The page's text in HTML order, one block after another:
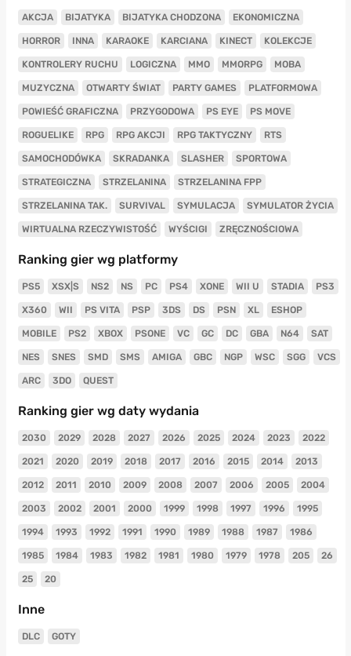
AKCJA BIJATYKA BIJATYKA CHODZONA EKONOMICZNA
HORROR INNA KARAOKE KARCIANA KINECT KOLEKCJE
KONTROLERY RUCHU LOGICZNA MMO MMORPG MOBA
MUZYCZNA OTWARTY ŚWIAT PARTY GAMES PLATFORMOWA
POWIEŚĆ GRAFICZNA PRZYGODOWA PS EYE PS MOVE
ROGUELIKE RPG RPG AKCJI RPG TAKTYCZNY RTS
SAMOCHODÓWKA SKRADANKA SLASHER SPORTOWA
STRATEGICZNA STRZELANINA STRZELANINA FPP
STRZELANINA TAK. SURVIVAL SYMULACJA SYMULATOR ŻYCIA
WIRTUALNA RZECZYWISTOŚĆ WYŚCIGI ZRĘCZNOŚCIOWA
Ranking gier wg platformy
PS5 XSX|S NS2 NS PC PS4 XONE WII U STADIA PS3
X360 WII PS VITA PSP 3DS DS PSN XL ESHOP
MOBILE PS2 XBOX PSONE VC GC DC GBA N64 SAT
NES SNES SMD SMS AMIGA GBC NGP WSC SGG VCS
ARC 3DO QUEST
Ranking gier wg daty wydania
2030 2029 2028 2027 2026 2025 2024 2023 2022
2021 2020 2019 2018 2017 2016 2015 2014 2013
2012 2011 2010 2009 2008 2007 2006 2005 2004
2003 2002 2001 2000 1999 1998 1997 1996 1995
1994 1993 1992 1991 1990 1989 1988 1987 1986
1985 1984 1983 1982 1981 1980 1979 1978 205 26
25 20
Inne
DLC GOTY